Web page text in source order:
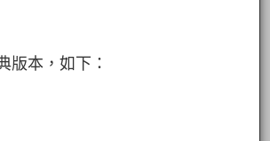
版本，如下：